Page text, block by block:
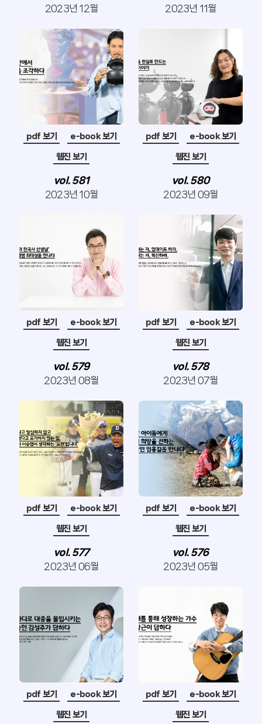
2023년 12월
2023년 11월
pdf 보기 e-book 보기
웹진 보기
vol. 581
2023년 10월
pdf 보기 e-book 보기
웹진 보기
vol. 580
2023년 09월
pdf 보기 e-book 보기
웹진 보기
vol. 579
2023년 08월
pdf 보기 e-book 보기
웹진 보기
vol. 578
2023년 07월
pdf 보기 e-book 보기
웹진 보기
vol. 577
2023년 06월
pdf 보기 e-book 보기
웹진 보기
vol. 576
2023년 05월
pdf 보기 e-book 보기
웹진 보기
pdf 보기 e-book 보기
웹진 보기